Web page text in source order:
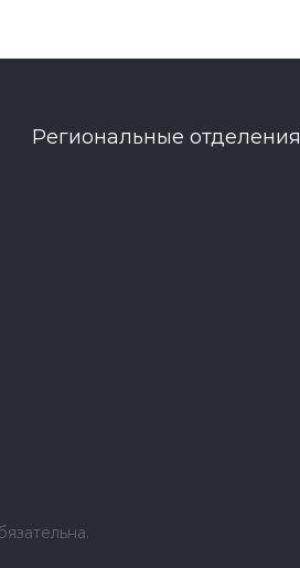
Региональные отделения